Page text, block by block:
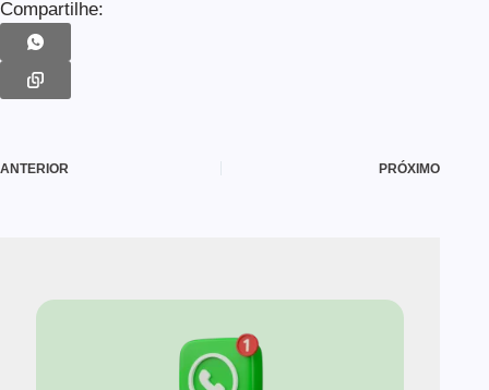
Compartilhe:
ANTERIOR PRÓXIMO